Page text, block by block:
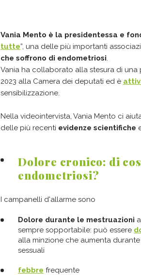
Vania Mento è la presidentessa e
tutte”, una delle più importanti
che soffrono di endometriosi
Vania ha collaborato alla stesura di
2023 alla Camera dei deputati ed è
sensibilizzazione.
Nella videointervista, Vania Mento ci
delle più recenti evidenze scientifiche
Dolore cronico: di
endometriosi?
I campanelli d'allarme sono
Dolore durante le mestruazioni
sempre sopportabile: può essere
alla minzione che aumenta
sessuali
febbre frequente